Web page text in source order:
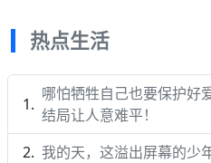
热点生活
哪怕牺牲自己也要保护好
结局让人意难平！
我的天，这溢出屏幕的少